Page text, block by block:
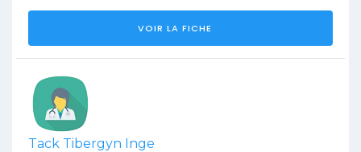
VOIR LA FICHE
Tack Tibergyn Inge